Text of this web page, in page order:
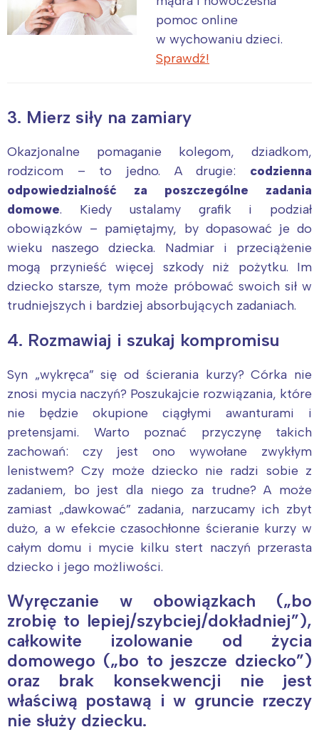
pomoc online
w wychowaniu dzieci.
Sprawdź!
3. Mierz siły na zamiary
Okazjonalne pomaganie kolegom, dziadkom,
rodzicom – to jedno. A drugie: codzienna
odpowiedzialność za poszczególne zadania
domowe. Kiedy ustalamy grafik i podział
obowiązków – pamiętajmy, by dopasować je do
wieku naszego dziecka. Nadmiar i przeciążenie
mogą przynieść więcej szkody niż pożytku. Im
dziecko starsze, tym może próbować swoich sił w
trudniejszych i bardziej absorbujących zadaniach.
4. Rozmawiaj i szukaj kompromisu
Syn „wykręca” się od ścierania kurzy? Córka nie
znosi mycia naczyń? Poszukajcie rozwiązania, które
nie będzie okupione ciągłymi awanturami i
pretensjami. Warto poznać przyczynę takich
zachowań: czy jest ono wywołane zwykłym
lenistwem? Czy może dziecko nie radzi sobie z
zadaniem, bo jest dla niego za trudne? A może
zamiast „dawkować” zadania, narzucamy ich zbyt
dużo, a w efekcie czasochłonne ścieranie kurzy w
całym domu i mycie kilku stert naczyń przerasta
dziecko i jego możliwości.
Wyręczanie w obowiązkach („bo
zrobię to lepiej/szybciej/dokładniej”),
całkowite izolowanie od życia
domowego („bo to jeszcze dziecko”)
oraz brak konsekwencji nie jest
właściwą postawą i w gruncie rzeczy
nie służy dziecku.